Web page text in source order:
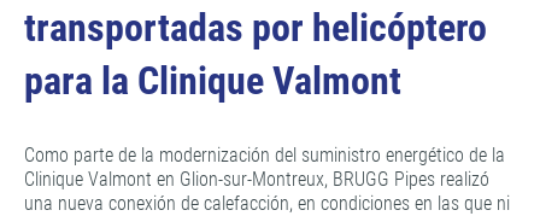
transportadas por helicóptero
para la Clinique Valmont
Como parte de la modernización del suministro energético de la
Clinique Valmont en Glion-sur-Montreux, BRUGG Pipes realizó
una nueva conexión de calefacción, en condiciones en las que ni